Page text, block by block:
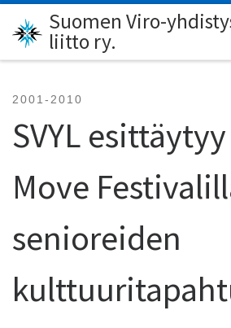
Skip to content
Suomen Viro-
liitto ry.
2001-2010
SVYL
Move
senioreiden